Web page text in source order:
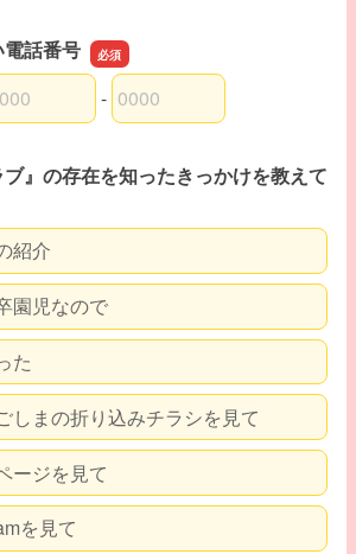
話番号
話番号の市外局番
話番号の市内局番
-
話番号の加入者番号
ブ』の存在を知ったきっかけを教えて
紹介
園児なので
た
しまの折り込みチラシを見て
ージを見て
を見て